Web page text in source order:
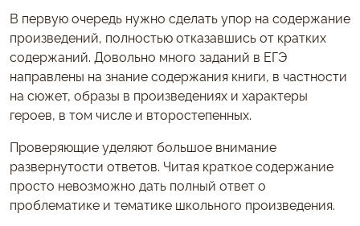
В первую очередь нужно сделать упор на содержание
произведений, полностью отказавшись от кратких
содержаний. Довольно много заданий в ЕГЭ
направлены на знание содержания книги, в частности
на сюжет, образы в произведениях и характеры
героев, в том числе и второстепенных.
Проверяющие уделяют большое внимание
развернутости ответов. Читая краткое содержание
просто невозможно дать полный ответ о
проблематике и тематике школьного произведения.